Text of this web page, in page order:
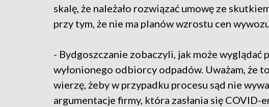
skalę, że należało rozwiązać umowę ze
przy tym, że nie ma planów wzrostu cen
- Bydgoszczanie zobaczyli, jak może
wyłonionego odbiorcy odpadów. Uważam, że
wierzę, żeby w przypadku procesu sąd nie
argumentacje firmy, która zasłania się COVID-